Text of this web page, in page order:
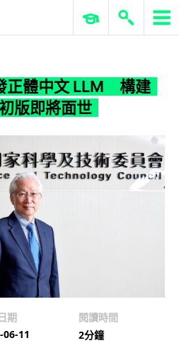
ERP 與商業 AI
正體中文 LLM 構建
版即將面世
期
06-11
閱讀時間
2分鐘